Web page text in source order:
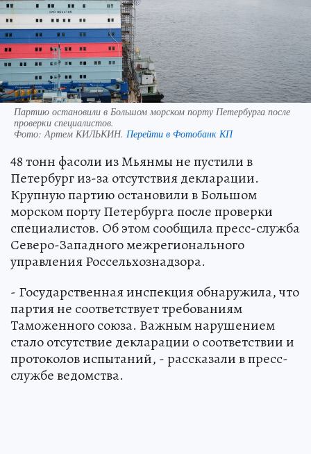
Партию остановили в Большом морском порту Петербурга после
проверки специалистов.
Фото:Артем КИЛЬКИН. Перейти в Фотобанк КП
48 тонн фасоли из Мьянмы не пустили в
Петербург из-за отсутствия декларации.
Крупную партию остановили в Большом
морском порту Петербурга после проверки
специалистов. Об этом сообщила пресс-служба
Северо-Западного межрегионального
управления Россельхознадзора.
- Государственная инспекция обнаружила, что
партия не соответствует требованиям
Таможенного союза. Важным нарушением
стало отсутствие декларации о соответствии и
протоколов испытаний, - рассказали в пресс-
службе ведомства.